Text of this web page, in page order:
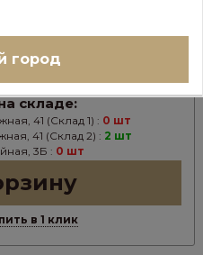
шт
+
складе:
41 (Склад 1) : 0 шт
41 (Склад 2) : 2 шт
3Б : 0 шт
в 1 клик
город